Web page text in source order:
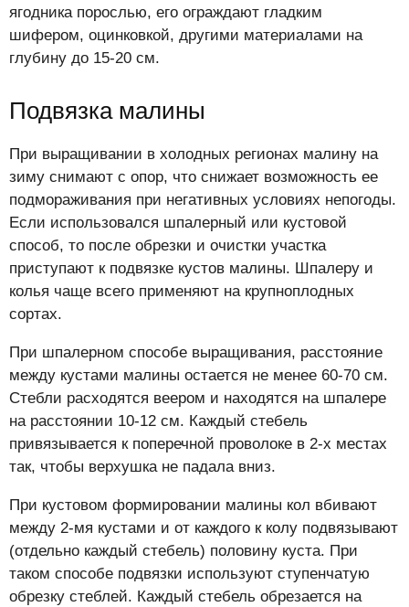
ягодника порослью, его ограждают гладким
шифером, оцинковкой, другими материалами на
глубину до 15-20 см.
Подвязка малины
При выращивании в холодных регионах малину на
зиму снимают с опор, что снижает возможность ее
подмораживания при негативных условиях непогоды.
Если использовался шпалерный или кустовой
способ, то после обрезки и очистки участка
приступают к подвязке кустов малины. Шпалеру и
колья чаще всего применяют на крупноплодных
сортах.
При шпалерном способе выращивания, расстояние
между кустами малины остается не менее 60-70 см.
Стебли расходятся веером и находятся на шпалере
на расстоянии 10-12 см. Каждый стебель
привязывается к поперечной проволоке в 2-х местах
так, чтобы верхушка не падала вниз.
При кустовом формировании малины кол вбивают
между 2-мя кустами и от каждого к колу подвязывают
(отдельно каждый стебель) половину куста. При
таком способе подвязки используют ступенчатую
обрезку стеблей. Каждый стебель обрезается на